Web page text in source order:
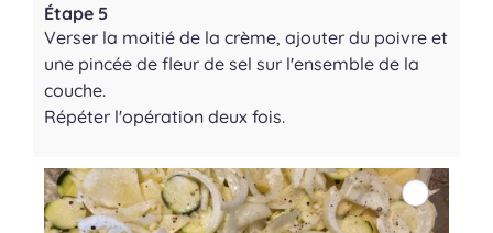
Étape 5
Verser la moitié de la crème, ajouter du poivre et
une pincée de fleur de sel sur l'ensemble de la
couche.
Répéter l'opération deux fois.